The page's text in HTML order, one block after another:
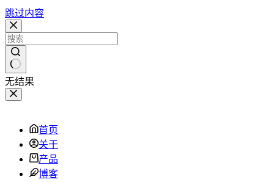
跳过内容
无结果
首页
关于
产品
博客